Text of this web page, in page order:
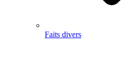
Faits divers